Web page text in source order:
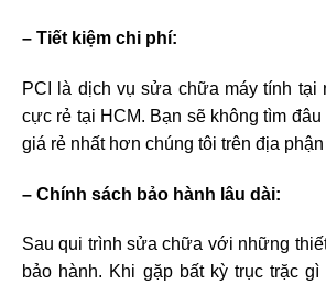
– Tiết kiệm chi phí:
PCI là dịch vụ sửa chữa máy tính tại
cực rẻ tại HCM. Bạn sẽ không tìm
giá rẻ nhất hơn chúng tôi trên địa
– Chính sách bảo hành lâu dài:
Sau qui trình sửa chữa với những
bảo hành. Khi gặp bất kỳ trục trặc